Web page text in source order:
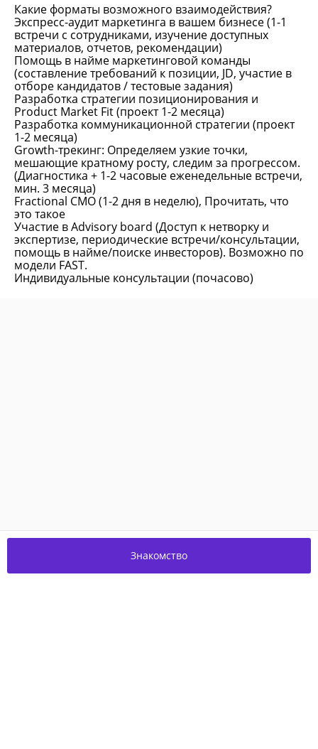
Какие форматы возможного взаимодействия?
Экспресс-аудит маркетинга в вашем бизнесе (1-1
встречи с сотрудниками, изучение доступных
материалов, отчетов, рекомендации)
Помощь в найме маркетинговой команды
(составление требований к позиции, JD, участие в
отборе кандидатов / тестовые задания)
Разработка стратегии позиционирования и
Product Market Fit (проект 1-2 месяца)
Разработка коммуникационной стратегии (проект
1-2 месяца)
Growth-трекинг: Определяем узкие точки,
мешающие кратному росту, следим за прогрессом.
(Диагностика + 1-2 часовые еженедельные встречи,
мин. 3 месяца)
Fractional CMO (1-2 дня в неделю), Прочитать, что
это такое
Участие в Advisory board (Доступ к нетворку и
экспертизе, периодические встречи/консультации,
помощь в найме/поиске инвесторов). Возможно по
модели FAST.
Индивидуальные консультации (почасово)
Знакомство